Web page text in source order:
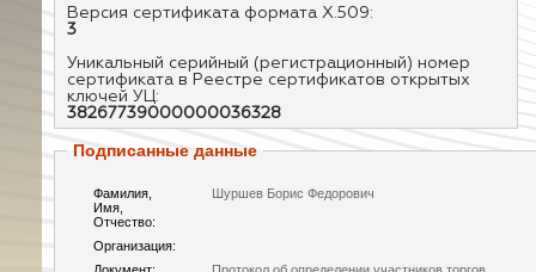
Версия сертификата формата X.509:
3
Уникальный серийный (регистрационный) номер
сертификата в Реестре сертификатов открытых
ключей УЦ:
38267739000000036328
Подписанные данные
Фамилия,
Имя,
Отчество:
Шуршев Борис Федорович
Организация: